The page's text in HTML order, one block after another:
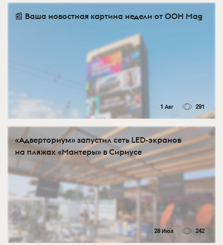
📰 Ваша новостная картина недели от OOH Mag
1 Авг 291
«Адверториум» запустил сеть LED-экранов
на пляжах «Мантеры» в Сириусе
28 Июл 242